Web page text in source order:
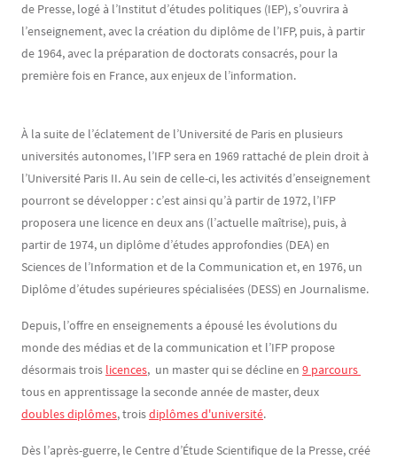
de Presse, logé à l’Institut d’études politiques (IEP), s’ouvrira à
l’enseignement, avec la création du diplôme de l’IFP, puis, à partir
de 1964, avec la préparation de doctorats consacrés, pour la
première fois en France, aux enjeux de l’information.
À la suite de l’éclatement de l’Université de Paris en plusieurs
universités autonomes, l’IFP sera en 1969 rattaché de plein droit à
l’Université Paris II. Au sein de celle-ci, les activités d’enseignement
pourront se développer : c’est ainsi qu’à partir de 1972, l’IFP
proposera une licence en deux ans (l’actuelle maîtrise), puis, à
partir de 1974, un diplôme d’études approfondies (DEA) en
Sciences de l’Information et de la Communication et, en 1976, un
Diplôme d’études supérieures spécialisées (DESS) en Journalisme.
Depuis, l’offre en enseignements a épousé les évolutions du
monde des médias et de la communication et l’IFP propose
désormais trois licences, un master qui se décline en 9 parcours
tous en apprentissage la seconde année de master, deux
doubles diplômes, troisdiplômes d'université.
Dès l’après-guerre, le Centre d’Étude Scientifique de la Presse, créé